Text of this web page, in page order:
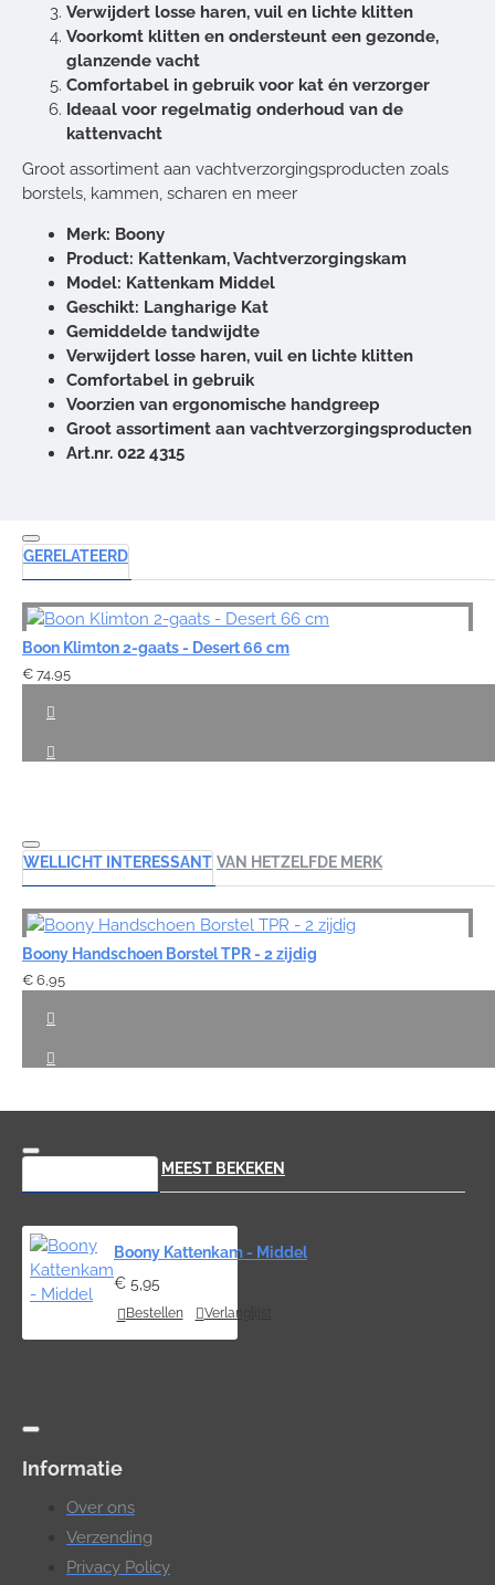
Verwijdert losse haren, vuil en lichte klitten
Voorkomt klitten en ondersteunt een gezonde,
glanzende vacht
Comfortabel in gebruik voor kat én verzorger
Ideaal voor regelmatig onderhoud van de
kattenvacht
Groot assortiment aan vachtverzorgingsproducten zoals
borstels, kammen, scharen en meer
Merk: Boony
Product: Kattenkam, Vachtverzorgingskam
Model: Kattenkam Middel
Geschikt: Langharige Kat
Gemiddelde tandwijdte
Verwijdert losse haren, vuil en lichte klitten
Comfortabel in gebruik
Voorzien van ergonomische handgreep
Groot assortiment aan vachtverzorgingsproducten
Art.nr. 022 4315
GERELATEERD
Boon Klimton 2-gaats - Desert 66 cm
€ 74,95
WELLICHT INTERESSANT VAN HETZELFDE MERK
Boony Handschoen Borstel TPR - 2 zijdig
€ 6,95
MEEST BEKEKEN
Boony Kattenkam - Middel
€ 5,95
Bestellen Verlanglijst
Informatie
Over ons
Verzending
Privacy Policy